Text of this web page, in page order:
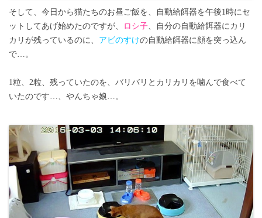
そして、今日から猫たちのお昼ご飯を、自動給餌器を午後1時にセ
ットしてあげ始めたのですが、
ロシ子、自分の自動給餌器にカリ
カリが残っているのに、 アビのすけの自動給餌器に顔を突っ込ん
で…。
1粒、2粒、残っていたのを、バリバリとカリカリを噛んで食べて
いたのです…、やんちゃ娘…。